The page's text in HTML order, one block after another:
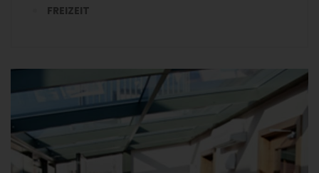
FREIZEIT